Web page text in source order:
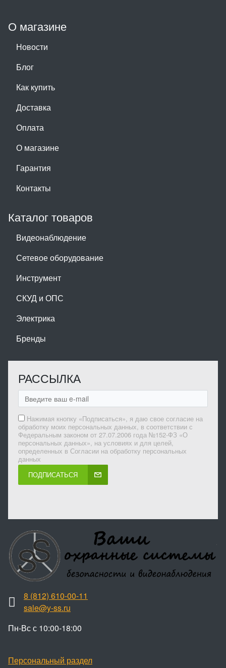
О магазине
Новости
Блог
Как купить
Доставка
Оплата
О магазине
Гарантия
Контакты
Каталог товаров
Видеонаблюдение
Сетевое оборудование
Инструмент
СКУД и ОПС
Электрика
Бренды
РАССЫЛКА
Нажимая кнопку «Подписаться», я даю свое согласие на
обработку моих персональных данных, в соответствии с
Федеральным законом от 27.07.2006 года №152-ФЗ «О
персональных данных», на условиях и для целей,
определенных в Согласии на обработку персональных
данных
ПОДПИСАТЬСЯ
8 (812) 610-00-11
sale@y-ss.ru
Пн-Вс с 10:00-18:00
Персональный раздел